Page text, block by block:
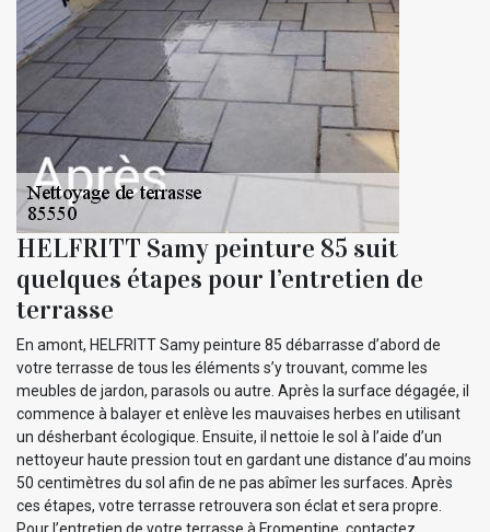
HELFRITT Samy peinture 85 suit
quelques étapes pour l’entretien de
terrasse
En amont, HELFRITT Samy peinture 85 débarrasse d’abord de
votre terrasse de tous les éléments s’y trouvant, comme les
meubles de jardon, parasols ou autre. Après la surface dégagée, il
commence à balayer et enlève les mauvaises herbes en utilisant
un désherbant écologique. Ensuite, il nettoie le sol à l’aide d’un
nettoyeur haute pression tout en gardant une distance d’au moins
50 centimètres du sol afin de ne pas abîmer les surfaces. Après
ces étapes, votre terrasse retrouvera son éclat et sera propre.
Pour l’entretien de votre terrasse à Fromentine, contactez